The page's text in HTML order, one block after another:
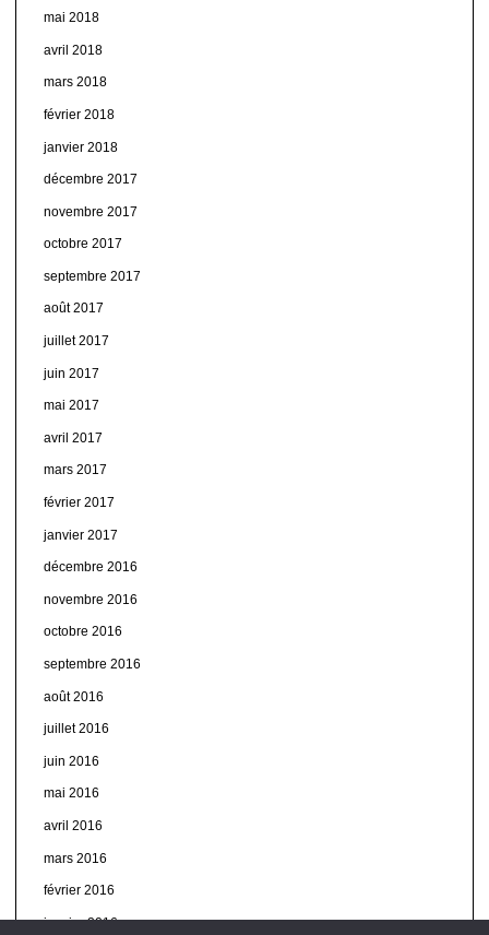
mai 2018
avril 2018
mars 2018
février 2018
janvier 2018
décembre 2017
novembre 2017
octobre 2017
septembre 2017
août 2017
juillet 2017
juin 2017
mai 2017
avril 2017
mars 2017
février 2017
janvier 2017
décembre 2016
novembre 2016
octobre 2016
septembre 2016
août 2016
juillet 2016
juin 2016
mai 2016
avril 2016
mars 2016
février 2016
janvier 2016